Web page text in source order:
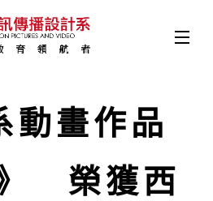
動畫作品
》 榮獲西